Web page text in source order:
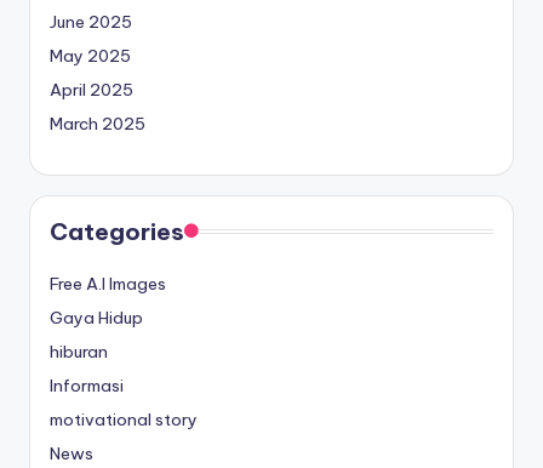
June 2025
May 2025
April 2025
March 2025
Categories
Free A.I Images
Gaya Hidup
hiburan
Informasi
motivational story
News